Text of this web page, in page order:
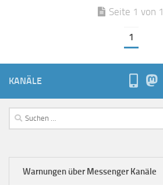
Seite 1 von 1
1
KANÄLE
Suchen
nach:
Warnungen über Messenger Kanäle